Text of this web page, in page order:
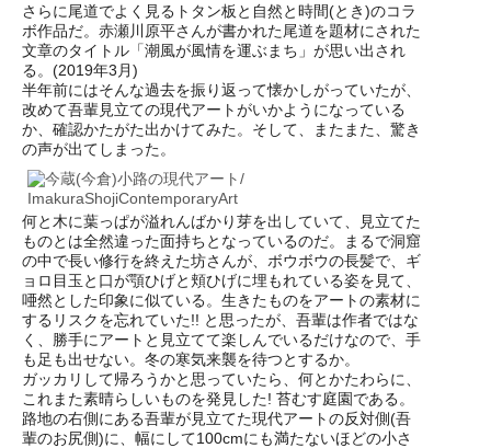
さらに尾道でよく見るトタン板と自然と時間(とき)のコラ
ボ作品だ。赤瀬川原平さんが書かれた尾道を題材にされた
文章のタイトル「潮風が風情を運ぶまち」が思い出され
る。(2019年3月)
半年前にはそんな過去を振り返って懐かしがっていたが、
改めて吾輩見立ての現代アートがいかようになっている
か、確認かたがた出かけてみた。そして、またまた、驚き
の声が出てしまった。
何と木に葉っぱが溢れんばかり芽を出していて、見立てた
ものとは全然違った面持ちとなっているのだ。まるで洞窟
の中で長い修行を終えた坊さんが、ボウボウの長髪で、ギ
ョロ目玉と口が顎ひげと頬ひげに埋もれている姿を見て、
唖然とした印象に似ている。生きたものをアートの素材に
するリスクを忘れていた!! と思ったが、吾輩は作者ではな
く、勝手にアートと見立てて楽しんでいるだけなので、手
も足も出せない。冬の寒気来襲を待つとするか。
ガッカリして帰ろうかと思っていたら、何とかたわらに、
これまた素晴らしいものを発見した! 苔むす庭園である。
路地の右側にある吾輩が見立てた現代アートの反対側(吾
輩のお尻側)に、幅にして100cmにも満たないほどの小さ